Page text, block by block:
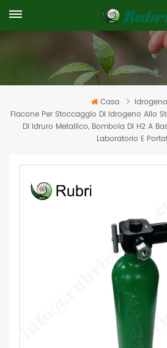
Casa
Idrogeno
Flacone Per Stoccaggio Di Idrogeno Allo
Di Idruro Metallico, Bombola Di H2 A
Laboratorio E